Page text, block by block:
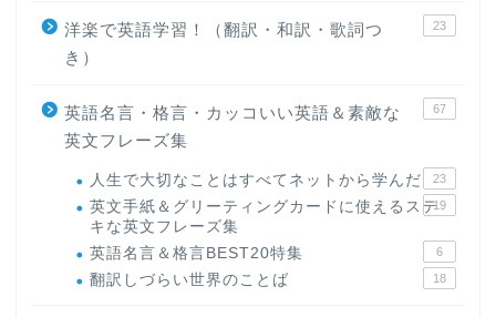
洋楽で英語学習！（翻訳・和訳・歌詞つ
き）
23
英語名言・格言・カッコいい英語＆素敵な
英文フレーズ集
67
人生で大切なことはすべてネットから学んだ 23
英文手紙＆グリーティングカードに使えるステ
キな英文フレーズ集
19
英語名言＆格言BEST20特集 6
翻訳しづらい世界のことば 18